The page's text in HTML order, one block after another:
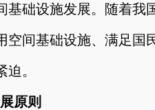
基础设施发展。随着
空间基础设施、满足
。
原则